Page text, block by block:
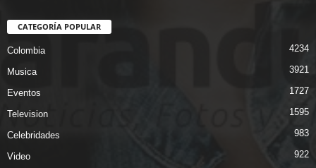
CATEGORÍA POPULAR
Colombia 4234
Musica 3921
Eventos 1727
Television 1595
Celebridades 983
Video 922